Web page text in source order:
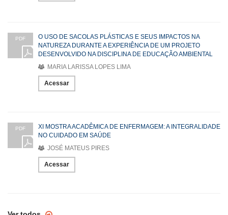
PDF
O USO DE SACOLAS PLÁSTICAS E SEUS IMPACTOS NA
NATUREZA DURANTE A EXPERIÊNCIA DE UM PROJETO
DESENVOLVIDO NA DISCIPLINA DE EDUCAÇÃO AMBIENTAL
MARIA LARISSA LOPES LIMA
Acessar
PDF
XI MOSTRA ACADÊMICA DE ENFERMAGEM: A INTEGRALIDADE
NO CUIDADO EM SAÚDE
JOSÉ MATEUS PIRES
Acessar